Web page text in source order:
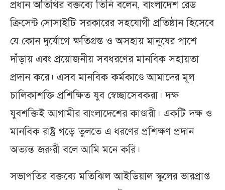
প্রধান অতিথির বক্তব্যে তিনি বলেন, বাংলাদেশ রেড
ক্রিসেন্ট সোসাইটি সরকারের সহযোগী প্রতিষ্ঠান হিসেবে
যে কোন দুর্যোগে ক্ষতিগ্রস্ত ও অসহায় মানুষের পাশে
দাঁড়ায় এবং প্রয়োজনীয় সবধরণের মানবিক সহায়তা
প্রদান করে। এসব মানবিক কর্মকাণ্ডে আমাদের মূল
চালিকাশক্তি প্রশিক্ষিত যুব স্বেচ্ছাসেবকরা। দক্ষ
যুবশক্তিই আগামীর বাংলাদেশের কাণ্ডারী। একটি দক্ষ ও
মানবিক রাষ্ট্র গড়ে তুলতে এ ধরণের প্রশিক্ষণ প্রদান
অত্যন্ত জরুরী বলে আমি মনে করি।
সভাপতির বক্তব্যে মতিঝিল আইডিয়াল স্কুলের ভারপ্রাপ্ত